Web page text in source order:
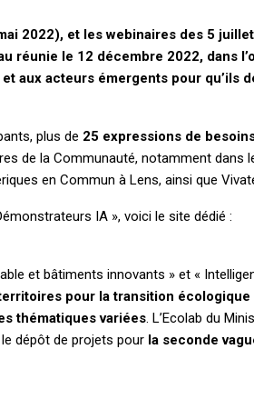
2022), et les webinaires des 5
réunie le 12 décembre 2022, dans
aux acteurs émergents pour qu’ils
plus de 25 expressions de
de la Communauté, notamment dans
en Commun à Lens, ainsi que
IA », voici le site dédié :
et bâtiments innovants » et «
pour la transition écologique
thématiques variées . L’Ecolab du
dépôt de projets pour la seconde